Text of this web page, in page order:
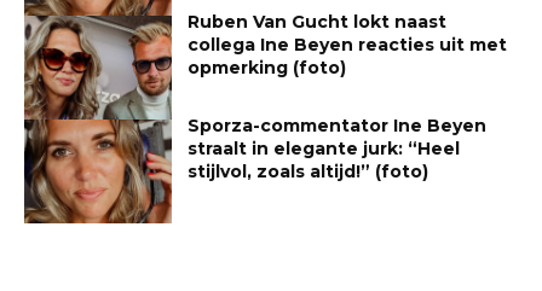
Ruben Van Gucht lokt naast
collega Ine Beyen reacties uit met
opmerking (foto)
Sporza-commentator Ine Beyen
straalt in elegante jurk: “Heel
stijlvol, zoals altijd!” (foto)